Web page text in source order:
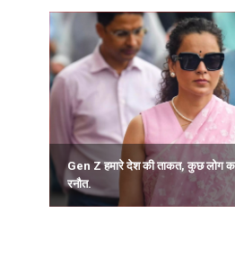
Gen Z हमारे देश की ताकत, कुछ लोग
रनौत.